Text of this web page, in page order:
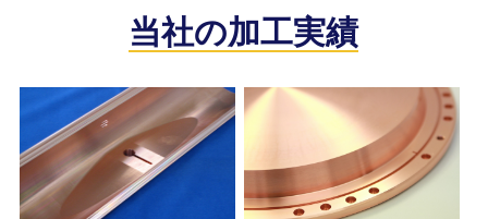
当社の加工実績